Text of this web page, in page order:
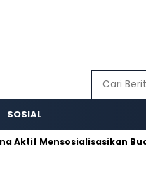
SOSIAL
Budaya Adat